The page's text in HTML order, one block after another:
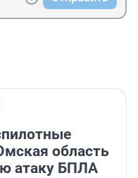
область
атаку БПЛА